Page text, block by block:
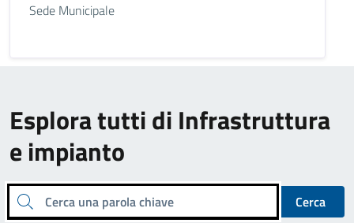
Sede Municipale
Esplora tutti di Infrastruttura
e impianto
Cerca una parola chiave
Cerca